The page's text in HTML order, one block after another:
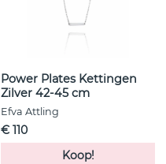
Power Plates Kettingen
Zilver 42-45 cm
Efva Attling
€ 110
Koop!